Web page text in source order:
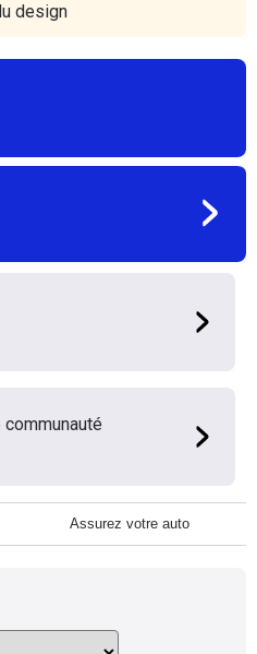
design
Assurez votre auto